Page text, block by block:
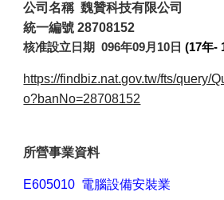
公司名稱 魏贊科技有限公司
統一編號 28708152
核准設立日期
096年09月10日 (17年-
https://findbiz.nat.gov.tw/fts/query/
o?banNo=28708152
所營事業資料
E605010 電腦設備安裝業